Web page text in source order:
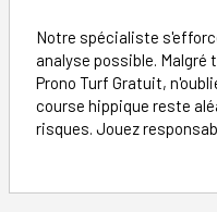
Notre spécialiste
analyse possible. Malgré
Prono Turf Gratuit,
course hippique reste
risques. Jouez